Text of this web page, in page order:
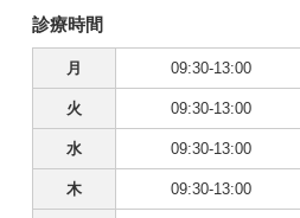
診療時間
月 09:30-13:00
火 09:30-13:00
水 09:30-13:00
木 09:30-13:00